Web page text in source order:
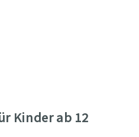
Kinder ab 12